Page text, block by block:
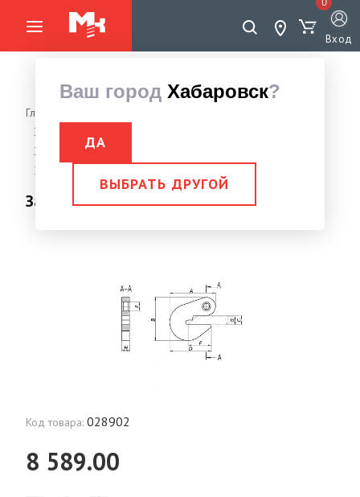
Ваш город Хабаровск?
ДА
ВЫБРАТЬ ДРУГОЙ
Вход
Главная страница
Захваты, Струбцины монтажные
Захват для труб и грузов цилиндрической формы
Захват для труб торцевой 5,0 тн 3Т-Б
Захват для труб торцевой 5,0 тн 3Т-Б
Код товара: 028902
8 589.00